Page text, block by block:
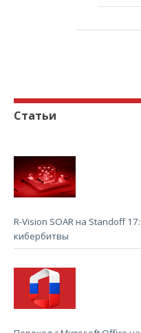
Статьи
R-Vision SOAR на Standoff
кибербитвы